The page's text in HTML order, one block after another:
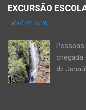
para o
do
para
EXCURSÃO
-abril 28, 2026
chegada
de
resistiu
Pereira